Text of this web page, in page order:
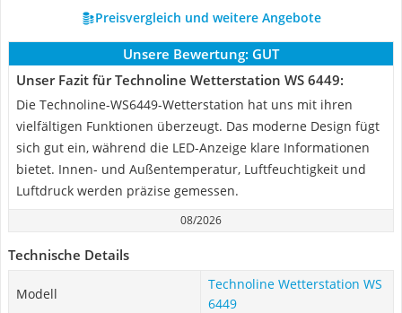
Preisvergleich und weitere Angebote
Unsere Bewertung: GUT
Unser Fazit für Technoline Wetterstation WS 6449:
Die Technoline-WS6449-Wetterstation hat uns mit ihren
vielfältigen Funktionen überzeugt. Das moderne Design fügt
sich gut ein, während die LED-Anzeige klare Informationen
bietet. Innen- und Außentemperatur, Luftfeuchtigkeit und
Luftdruck werden präzise gemessen.
08/2026
Technische Details
Modell
Technoline Wetterstation WS
6449